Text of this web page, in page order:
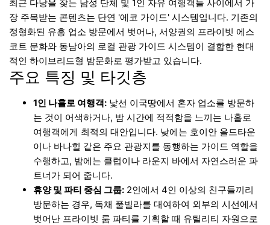
최근 다낭을 찾는 남성 단체 및 1인 자유 여행객들 사이에서 가
장 주목받는 콘텐츠는 단연 '에코 가이드' 시스템입니다. 기존의
정형화된 유흥 업소 방문에서 벗어나, 서양권의 프라이빗 에스
코트 문화와 동남아의 로컬 관광 가이드 시스템이 결합한 현대
적인 하이브리드형 밤문화로 평가받고 있습니다.
주요 특징 및 타깃층
1인 나홀로 여행객: 낯선 이국땅에서 혼자 업소를 방문하
는 것이 어색하거나, 밤 시간에 적적함을 느끼는 나홀로
여행객에게 최적의 대안입니다. 낮에는 호이안 올드타운
이나 바나힐 같은 주요 관광지를 동행하는 가이드 역할을
수행하고, 밤에는 클럽이나 라운지 바에서 자연스러운 파
트너가 되어 줍니다.
휴양 및 파티 중심 그룹: 2인에서 4인 이상의 친구들끼리
방문하는 경우, 독채 풀빌라를 대여하여 외부의 시선에서
벗어난 프라이빗 룸 파티를 기획할 때 유틸리티 자원으로